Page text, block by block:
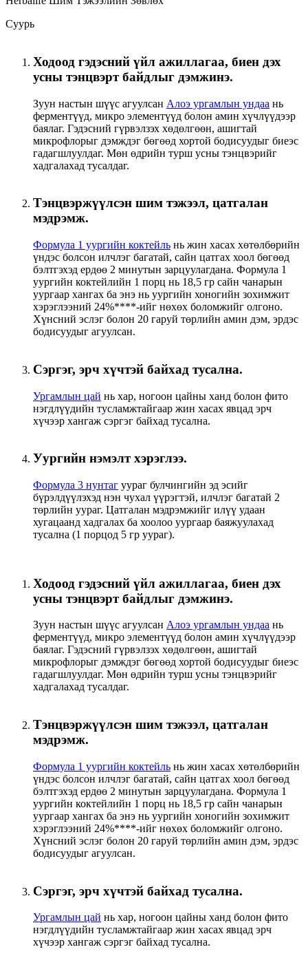
Суурь
Ходоод гэдэсний үйл ажиллагаа, биен дэх
усны тэнцвэрт байдлыг дэмжинэ.
Зуун настын шүүс агуулсан Алоэ ургамлын ундаа нь
ферментүүд, микро элементүүд болон амин хүчлүүдээр
баялаг. Гэдэсний гүрвэлзэх хөдөлгөөн, ашигтай
микрофлорыг дэмждэг бөгөөд хортой бодисуудыг биеэс
гадагшлуулдаг. Мөн өдрийн турш усны тэнцвэрийг
хадгалахад тусалдаг.
Тэнцвэржүүлсэн шим тэжээл, цатгалан
мэдрэмж.
Формула 1 уургийн коктейль нь жин хасах хөтөлбөрийн
үндэс болсон илчлэг багатай, сайн цатгах хоол бөгөөд
бэлтгэхэд ердөө 2 минутын зарцуулагдана. Формула 1
уургийн коктейлийн 1 порц нь 18,5 гр сайн чанарын
уургаар хангах ба энэ нь уургийн хоногийн зохимжит
хэрэглээний 24%****-ийг нөхөх боломжийг олгоно.
Хүнсний эслэг болон 20 гаруй төрлийн амин дэм, эрдэс
бодисуудыг агуулсан.
Сэргэг, эрч хүчтэй байхад тусална.
Ургамлын цай нь хар, ногоон цайны ханд болон фито
нэгдлүүдийн тусламжтайгаар жин хасах явцад эрч
хүчээр хангаж сэргэг байхад тусална.
Уургийн нэмэлт хэрэглээ.
Формула 3 нунтаг уураг булчингийн эд эсийг
бүрэлдүүлэхэд нэн чухал үүрэгтэй, илчлэг багатай 2
төрлийн уураг. Цатгалан мэдрэмжийг илүү удаан
хугацаанд хадгалах ба хоолоо уургаар баяжуулахад
тусална (1 порцод 5 гр уураг).
Ходоод гэдэсний үйл ажиллагаа, биен дэх
усны тэнцвэрт байдлыг дэмжинэ.
Зуун настын шүүс агуулсан Алоэ ургамлын ундаа нь
ферментүүд, микро элементүүд болон амин хүчлүүдээр
баялаг. Гэдэсний гүрвэлзэх хөдөлгөөн, ашигтай
микрофлорыг дэмждэг бөгөөд хортой бодисуудыг биеэс
гадагшлуулдаг. Мөн өдрийн турш усны тэнцвэрийг
хадгалахад тусалдаг.
Тэнцвэржүүлсэн шим тэжээл, цатгалан
мэдрэмж.
Формула 1 уургийн коктейль нь жин хасах хөтөлбөрийн
үндэс болсон илчлэг багатай, сайн цатгах хоол бөгөөд
бэлтгэхэд ердөө 2 минутын зарцуулагдана. Формула 1
уургийн коктейлийн 1 порц нь 18,5 гр сайн чанарын
уургаар хангах ба энэ нь уургийн хоногийн зохимжит
хэрэглээний 24%****-ийг нөхөх боломжийг олгоно.
Хүнсний эслэг болон 20 гаруй төрлийн амин дэм, эрдэс
бодисуудыг агуулсан.
Сэргэг, эрч хүчтэй байхад тусална.
Ургамлын цай нь хар, ногоон цайны ханд болон фито
нэгдлүүдийн тусламжтайгаар жин хасах явцад эрч
хүчээр хангаж сэргэг байхад тусална.